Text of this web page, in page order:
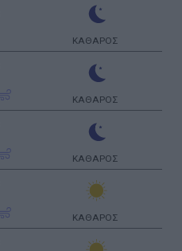
ΚΑΘΑΡΟΣ
ΚΑΘΑΡΟΣ
ΚΑΘΑΡΟΣ
ΚΑΘΑΡΟΣ